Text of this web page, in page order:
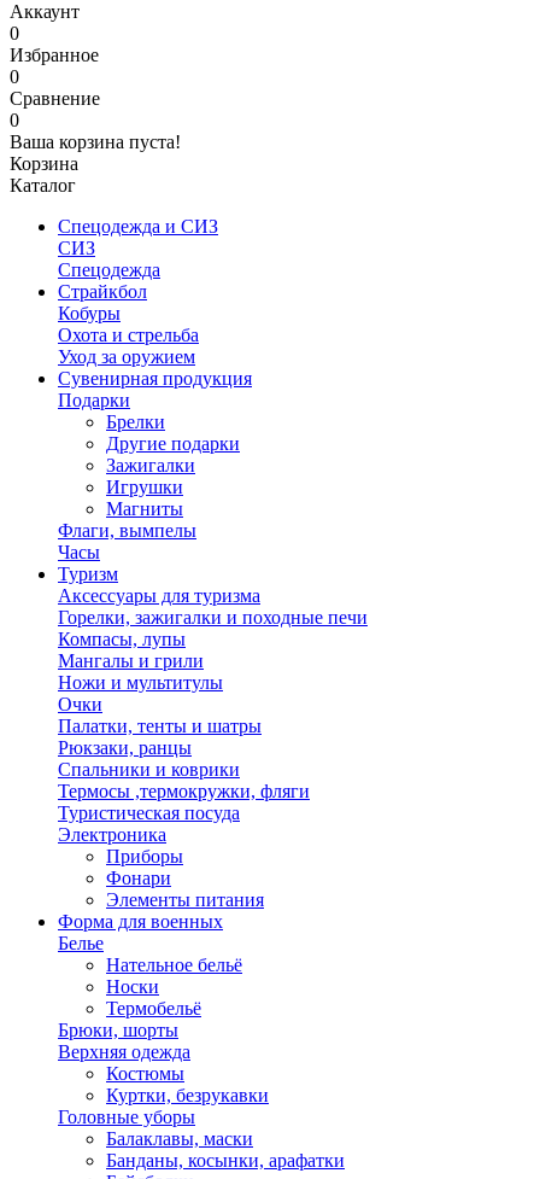
Аккаунт
0
Избранное
0
Сравнение
0
Ваша корзина пуста!
Корзина
Каталог
Спецодежда и СИЗ
СИЗ
Спецодежда
Страйкбол
Кобуры
Охота и стрельба
Уход за оружием
Сувенирная продукция
Подарки
Брелки
Другие подарки
Зажигалки
Игрушки
Магниты
Флаги, вымпелы
Часы
Туризм
Аксессуары для туризма
Горелки, зажигалки и походные печи
Компасы, лупы
Мангалы и грили
Ножи и мультитулы
Очки
Палатки, тенты и шатры
Рюкзаки, ранцы
Спальники и коврики
Термосы ,термокружки, фляги
Туристическая посуда
Электроника
Приборы
Фонари
Элементы питания
Форма для военных
Белье
Нательное бельё
Носки
Термобельё
Брюки, шорты
Верхняя одежда
Костюмы
Куртки, безрукавки
Головные уборы
Балаклавы, маски
Банданы, косынки, арафатки